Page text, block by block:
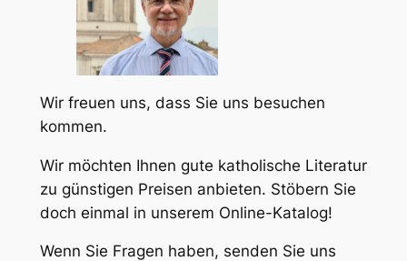
Wir freuen uns, dass Sie uns besuchen
kommen.
Wir möchten Ihnen gute katholische Literatur
zu günstigen Preisen anbieten. Stöbern Sie
doch einmal in unserem Online-Katalog!
Wenn Sie Fragen haben, senden Sie uns